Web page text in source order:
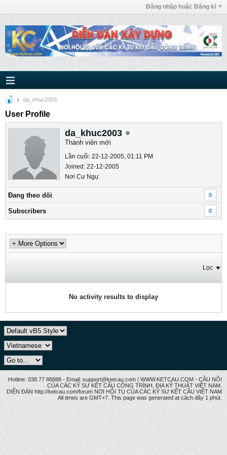
Đăng nhập hoặc Đăng kí
da_khuc2003
User Profile
da_khuc2003
Thành viên mới
Lần cuối: 22-12-2005, 01:11 PM
Joined: 22-12-2005
Nơi Cư Ngụ:
Ðang theo dõi 0
Subscribers 0
Lọc
No activity results to display
Hotline: 038.77 88888 - Email: support@ketcau.com | WWW.KETCAU.COM - CẦU NỐI
CỦA CÁC KỸ SƯ KẾT CẤU CÔNG TRÌNH, ĐỊA KỸ THUẬT VIỆT NAM.
DIỄN ĐÀN http://ketcau.com/forum NƠI HỘI TỤ CỦA CÁC KỸ SƯ KẾT CÂU VIỆT NAM
All times are GMT+7. This page was generated at cách đây 1 phút.